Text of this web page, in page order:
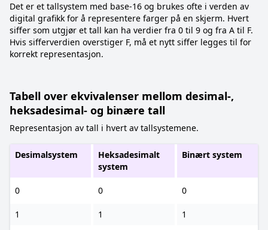
Det er et tallsystem med base-16 og brukes ofte i verden av
digital grafikk for å representere farger på en skjerm. Hvert
siffer som utgjør et tall kan ha verdier fra 0 til 9 og fra A til F.
Hvis sifferverdien overstiger F, må et nytt siffer legges til for
korrekt representasjon.
Tabell over ekvivalenser mellom desimal-,
heksadesimal- og binære tall
Representasjon av tall i hvert av tallsystemene.
Desimalsystem
Heksadesimalt
system
Binært system
0 0 0
1 1 1